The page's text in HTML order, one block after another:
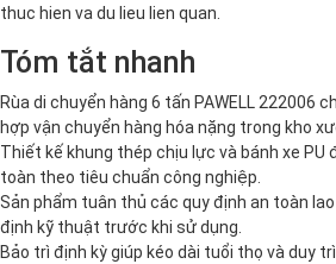
thuc hien va du lieu lien quan.
Tóm tắt nhanh
Rùa di chuyển hàng 6 tấn PAWELL 222006
hợp vận chuyển hàng hóa nặng trong kho
Thiết kế khung thép chịu lực và bánh xe PU
toàn theo tiêu chuẩn công nghiệp.
Sản phẩm tuân thủ các quy định an toàn
định kỹ thuật trước khi sử dụng.
Bảo trì định kỳ giúp kéo dài tuổi thọ và duy